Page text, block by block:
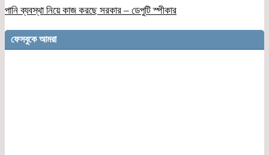
পানি ব্যবস্থা নিয়ে কাজ করছে সরকার – ডেপুটি স্পীকার
ফেসবুকে আমরা